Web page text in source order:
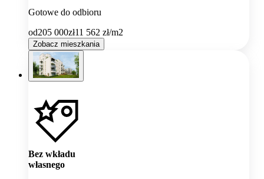
Gotowe do odbioru
od205 000zł11 562 zł/m2
Zobacz mieszkania
Bez wkładu
własnego